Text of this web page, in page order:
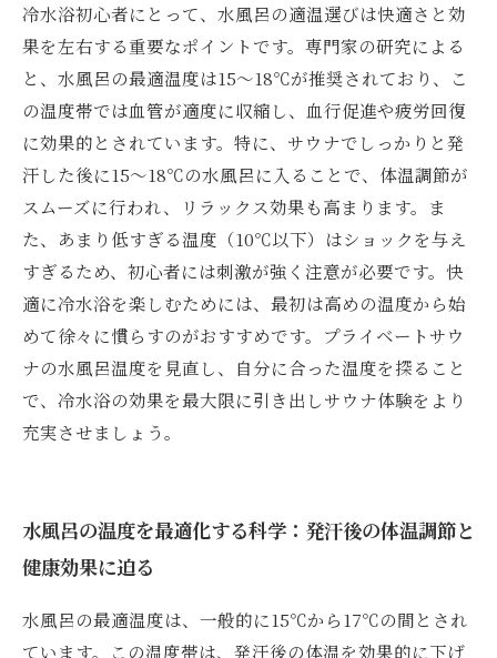
冷水浴の効果を引き出すために知っておきたい5
つのポイント
自宅でできる最高の冷水浴：水風呂温度管理の
実践的ガイド
冷水浴初心者にとって、水風呂の適温選びは快適さと効
果を左右する重要なポイントです。専門家の研究による
と、水風呂の最適温度は15〜18℃が推奨されており、こ
の温度帯では血管が適度に収縮し、血行促進や疲労回復
に効果的とされています。特に、サウナでしっかりと発
汗した後に15〜18℃の水風呂に入ることで、体温調節が
スムーズに行われ、リラックス効果も高まります。ま
た、あまり低すぎる温度（10℃以下）はショックを与え
すぎるため、初心者には刺激が強く注意が必要です。快
適に冷水浴を楽しむためには、最初は高めの温度から始
めて徐々に慣らすのがおすすめです。プライベートサウ
ナの水風呂温度を見直し、自分に合った温度を探ること
で、冷水浴の効果を最大限に引き出しサウナ体験をより
充実させましょう。
水風呂の温度を最適化する科学：発汗後の体温調節と
健康効果に迫る
水風呂の最適温度は、一般的に15℃から17℃の間とされ
ています。この温度帯は、発汗後の体温を効果的に下げ